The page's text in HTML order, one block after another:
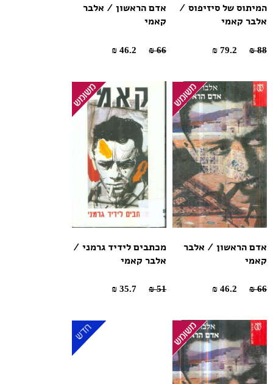
המיתוס של סיזיפוס /
אלבר קאמי
88 ₪
אדם הראשון / אלבר
קאמי
66 ₪
אדם הראשון / אלבר
קאמי
66 ₪
מכתבים לידיד גרמני /
אלבר קאמי
51 ₪